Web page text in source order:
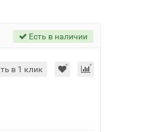
Есть в наличии
в 1 клик